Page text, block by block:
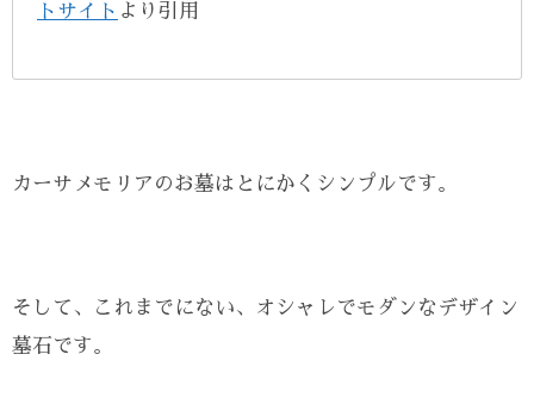
トサイト より引用
カーサメモリアのお墓はとにかくシンプルです。
そして、これまでにない、オシャレでモダンなデザイン
墓石です。